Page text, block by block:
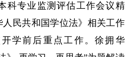
科专业监测评估工作会议精
民共和国学位法》相关工作
学前后重点工作。徐拥华